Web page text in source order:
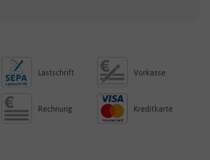
Lastschrift Vorkasse
Rechnung Kreditkarte